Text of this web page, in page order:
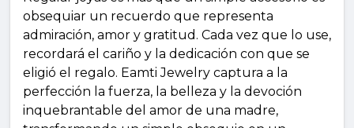
obsequiar un recuerdo que representa
admiración, amor y gratitud. Cada vez que lo use,
recordará el cariño y la dedicación con que se
eligió el regalo. Eamti Jewelry captura a la
perfección la fuerza, la belleza y la devoción
inquebrantable del amor de una madre,